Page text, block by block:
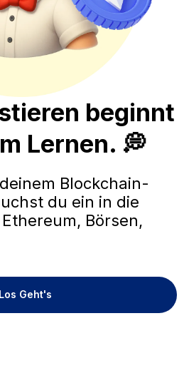
beginnt
Lernen. 💭
Blockchain-
du ein in die
Börsen,
Los Geht's